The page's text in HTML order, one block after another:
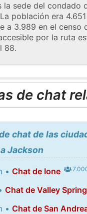
la sede del condado
población era
a 3.989 en el censo
por la ruta
88.
de chat
chat de las
Jackson
• Chat de Ione
Chat de Valley
• Chat de San